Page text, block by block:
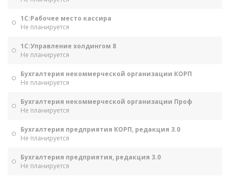
1С:Рабочее место кассира
Не планируется
1С:Управление холдингом 8
Не планируется
Бухгалтерия некоммерческой организации КОРП
Не планируется
Бухгалтерия некоммерческой организации Проф
Не планируется
Бухгалтерия предприятия КОРП, редакция 3.0
Не планируется
Бухгалтерия предприятия, редакция 3.0
Не планируется